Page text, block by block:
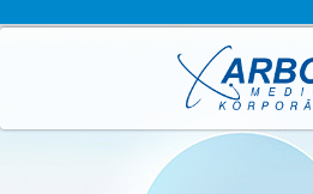
PAR MUMS